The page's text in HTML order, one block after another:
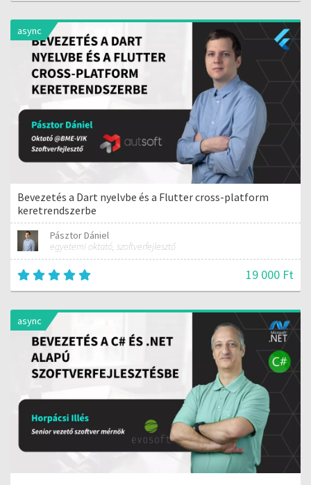
async
Bevezetés a Dart nyelvbe és a Flutter cross-platform
keretrendszerbe
Pásztor Dániel
egyetemi oktató, szoftverfejlesztő
19 000 Ft
async